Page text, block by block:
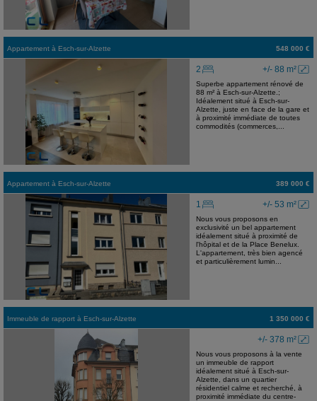
Appartement à Esch-sur-Alzette 548 000 €
+/- 88 m²
2
Superbe appartement rénové de
88 m² à Esch-sur-Alzette.;
Idéalement situé à Esch-sur-
Alzette, juste en face de la gare et
à proximité immédiate de toutes
commodités (commerces,...
Appartement à Esch-sur-Alzette 389 000 €
+/- 53 m²
1
Nous vous proposons en
exclusivité un bel appartement
idéalement situé à proximité de
l'hôpital et de la Place Benelux.
L'appartement, très bien agencé
et particulièrement lumin...
Immeuble de rapport à Esch-sur-Alzette 1 350 000 €
+/- 378 m²
Nous vous proposons à la vente
un immeuble de rapport
idéalement situé à Esch-sur-
Alzette, dans un quartier
résidentiel calme et recherché, à
proximité immédiate du centre-